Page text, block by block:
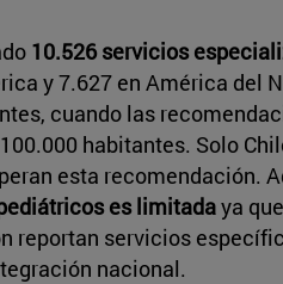
10.526 servicios
y 7.627 en América del
cuando las
habitantes. Solo
esta recomendación.
es limitadaya
reportan servicios
nacional.